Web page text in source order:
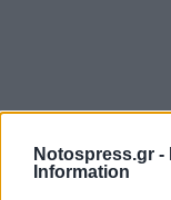
Notospress.gr -
Information